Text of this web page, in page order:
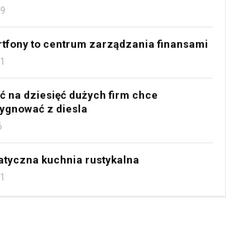
to centrum zarządzania finansami
na dziesięć dużych firm chce
z diesla
kuchnia rustykalna